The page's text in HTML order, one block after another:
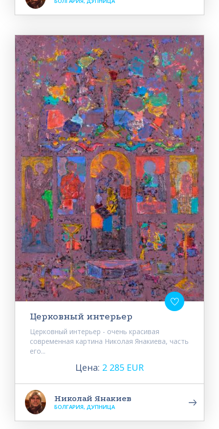
Церковный интерьер
Церковный интерьер - очень красивая
современная картина Николая Янакиева, часть
его...
Цена: 2 285 EUR
Николай Янакиев
БОЛГАРИЯ, ДУПНИЦА